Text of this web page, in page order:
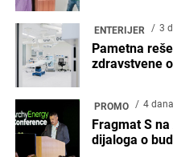
ENTERIJER 3
Pametna
zdravstvene
PROMO 4
Fragmat S
dijaloga o